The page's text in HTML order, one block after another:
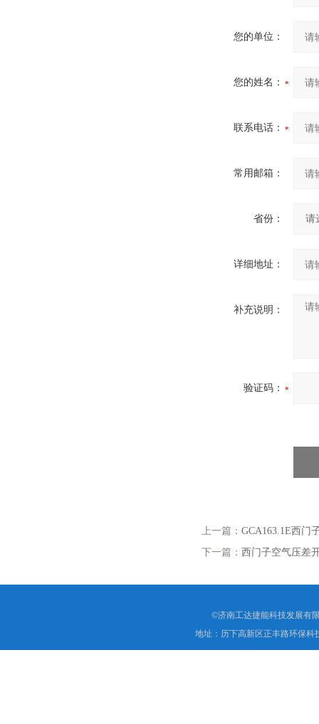
您的单位：
您的姓名：
联系电话：
常用邮箱：
省份：
详细地址：
补充说明：
验证码：
上一篇： GCA163.1E西门
下一篇： 西门子空气压差
©济南工达捷能科技发展有
地址：历下高新区正丰路环保科